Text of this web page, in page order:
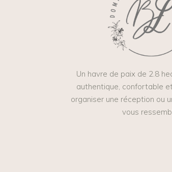
Un havre de paix de 2.8
authentique, confortable
organiser une réception ou
vous